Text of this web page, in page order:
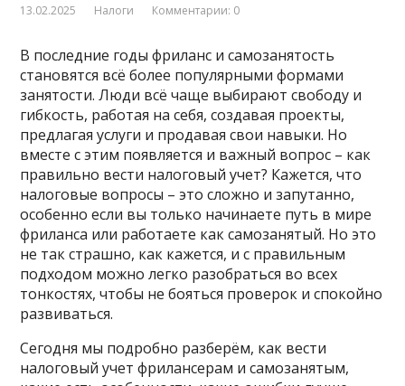
13.02.2025 Налоги Комментарии: 0
В последние годы фриланс и самозанятость
становятся всё более популярными формами
занятости. Люди всё чаще выбирают свободу и
гибкость, работая на себя, создавая проекты,
предлагая услуги и продавая свои навыки. Но
вместе с этим появляется и важный вопрос – как
правильно вести налоговый учет? Кажется, что
налоговые вопросы – это сложно и запутанно,
особенно если вы только начинаете путь в мире
фриланса или работаете как самозанятый. Но это
не так страшно, как кажется, и с правильным
подходом можно легко разобраться во всех
тонкостях, чтобы не бояться проверок и спокойно
развиваться.
Сегодня мы подробно разберём, как вести
налоговый учет фрилансерам и самозанятым,